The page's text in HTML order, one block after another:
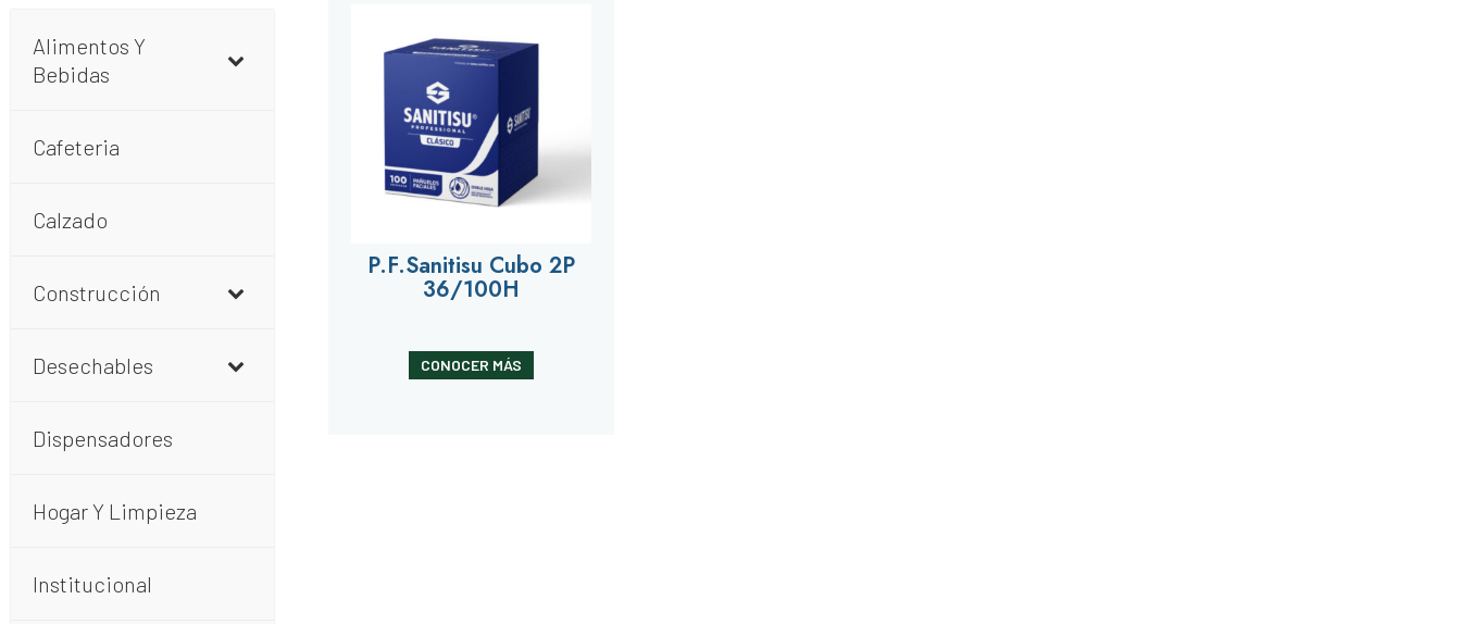
Alimentos Y
Bebidas
Cafeteria
Calzado
Construcción
Desechables
Dispensadores
Hogar Y Limpieza
Institucional
P.F.Sanitisu Cubo 2P
36/100H
CONOCER MÁS